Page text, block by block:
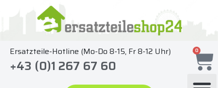
springen
Ersatzteile-Hotline (Mo-Do 8-15, Fr 8-12 Uhr)
+43 (0)1 267 67 60
0